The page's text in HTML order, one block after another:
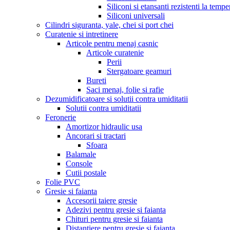
Siliconi si etansanti rezistenti la
Siliconi universali
Cilindri siguranta, yale, chei si port chei
Curatenie si intretinere
Articole pentru menaj casnic
Articole curatenie
Perii
Stergatoare geamuri
Bureti
Saci menaj, folie si rafie
Dezumidificatoare si solutii contra umiditatii
Solutii contra umiditatii
Feronerie
Amortizor hidraulic usa
Ancorari si tractari
Sfoara
Balamale
Console
Cutii postale
Folie PVC
Gresie si faianta
Accesorii taiere gresie
Adezivi pentru gresie si faianta
Chituri pentru gresie si faianta
Distantiere pentru gresie si faianta